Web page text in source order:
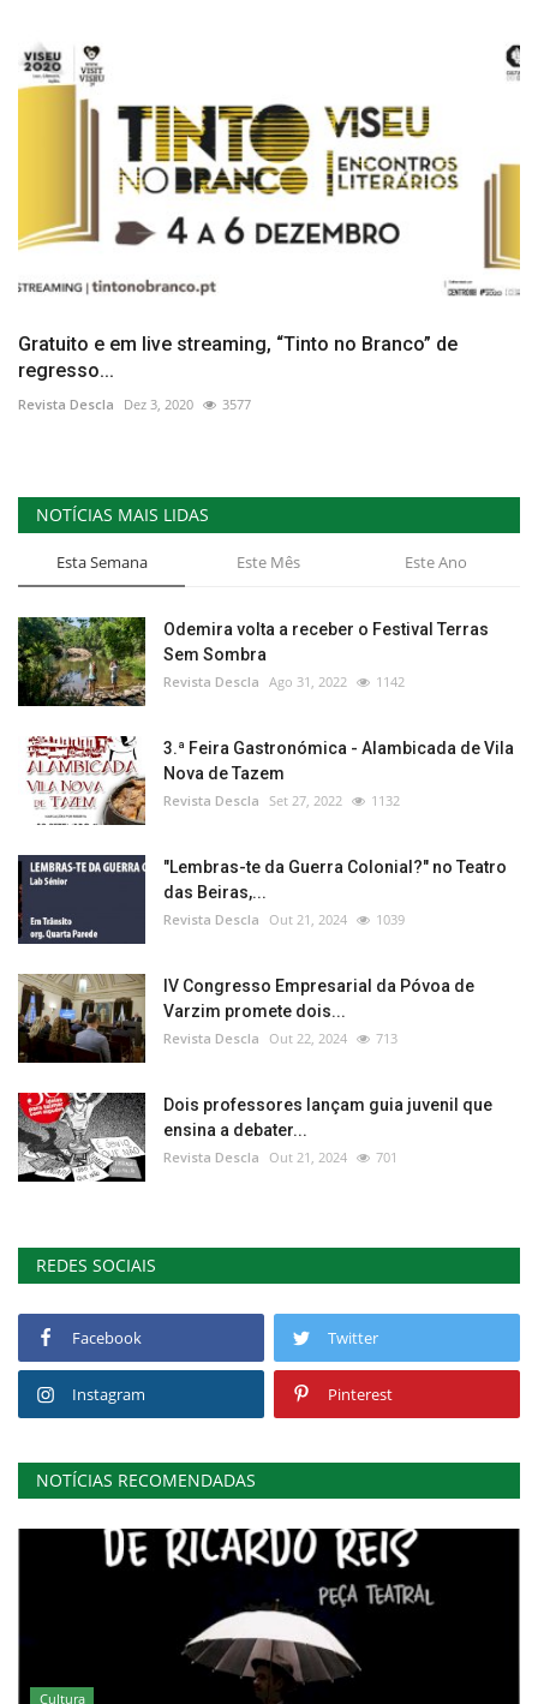
Gratuito e em live streaming, “Tinto no Branco” de
regresso...
Revista Descla Dez 3, 2020 3577
NOTÍCIAS MAIS LIDAS
Esta Semana Este Mês Este Ano
Odemira volta a receber o Festival Terras
Sem Sombra
Revista Descla Ago 31, 2022 1142
3.ª Feira Gastronómica - Alambicada de Vila
Nova de Tazem
Revista Descla Set 27, 2022 1132
"Lembras-te da Guerra Colonial?" no Teatro
das Beiras,...
Revista Descla Out 21, 2024 1039
IV Congresso Empresarial da Póvoa de
Varzim promete dois...
Revista Descla Out 22, 2024 713
Dois professores lançam guia juvenil que
ensina a debater...
Revista Descla Out 21, 2024 701
REDES SOCIAIS
Facebook Twitter
Instagram Pinterest
NOTÍCIAS RECOMENDADAS
Cultura